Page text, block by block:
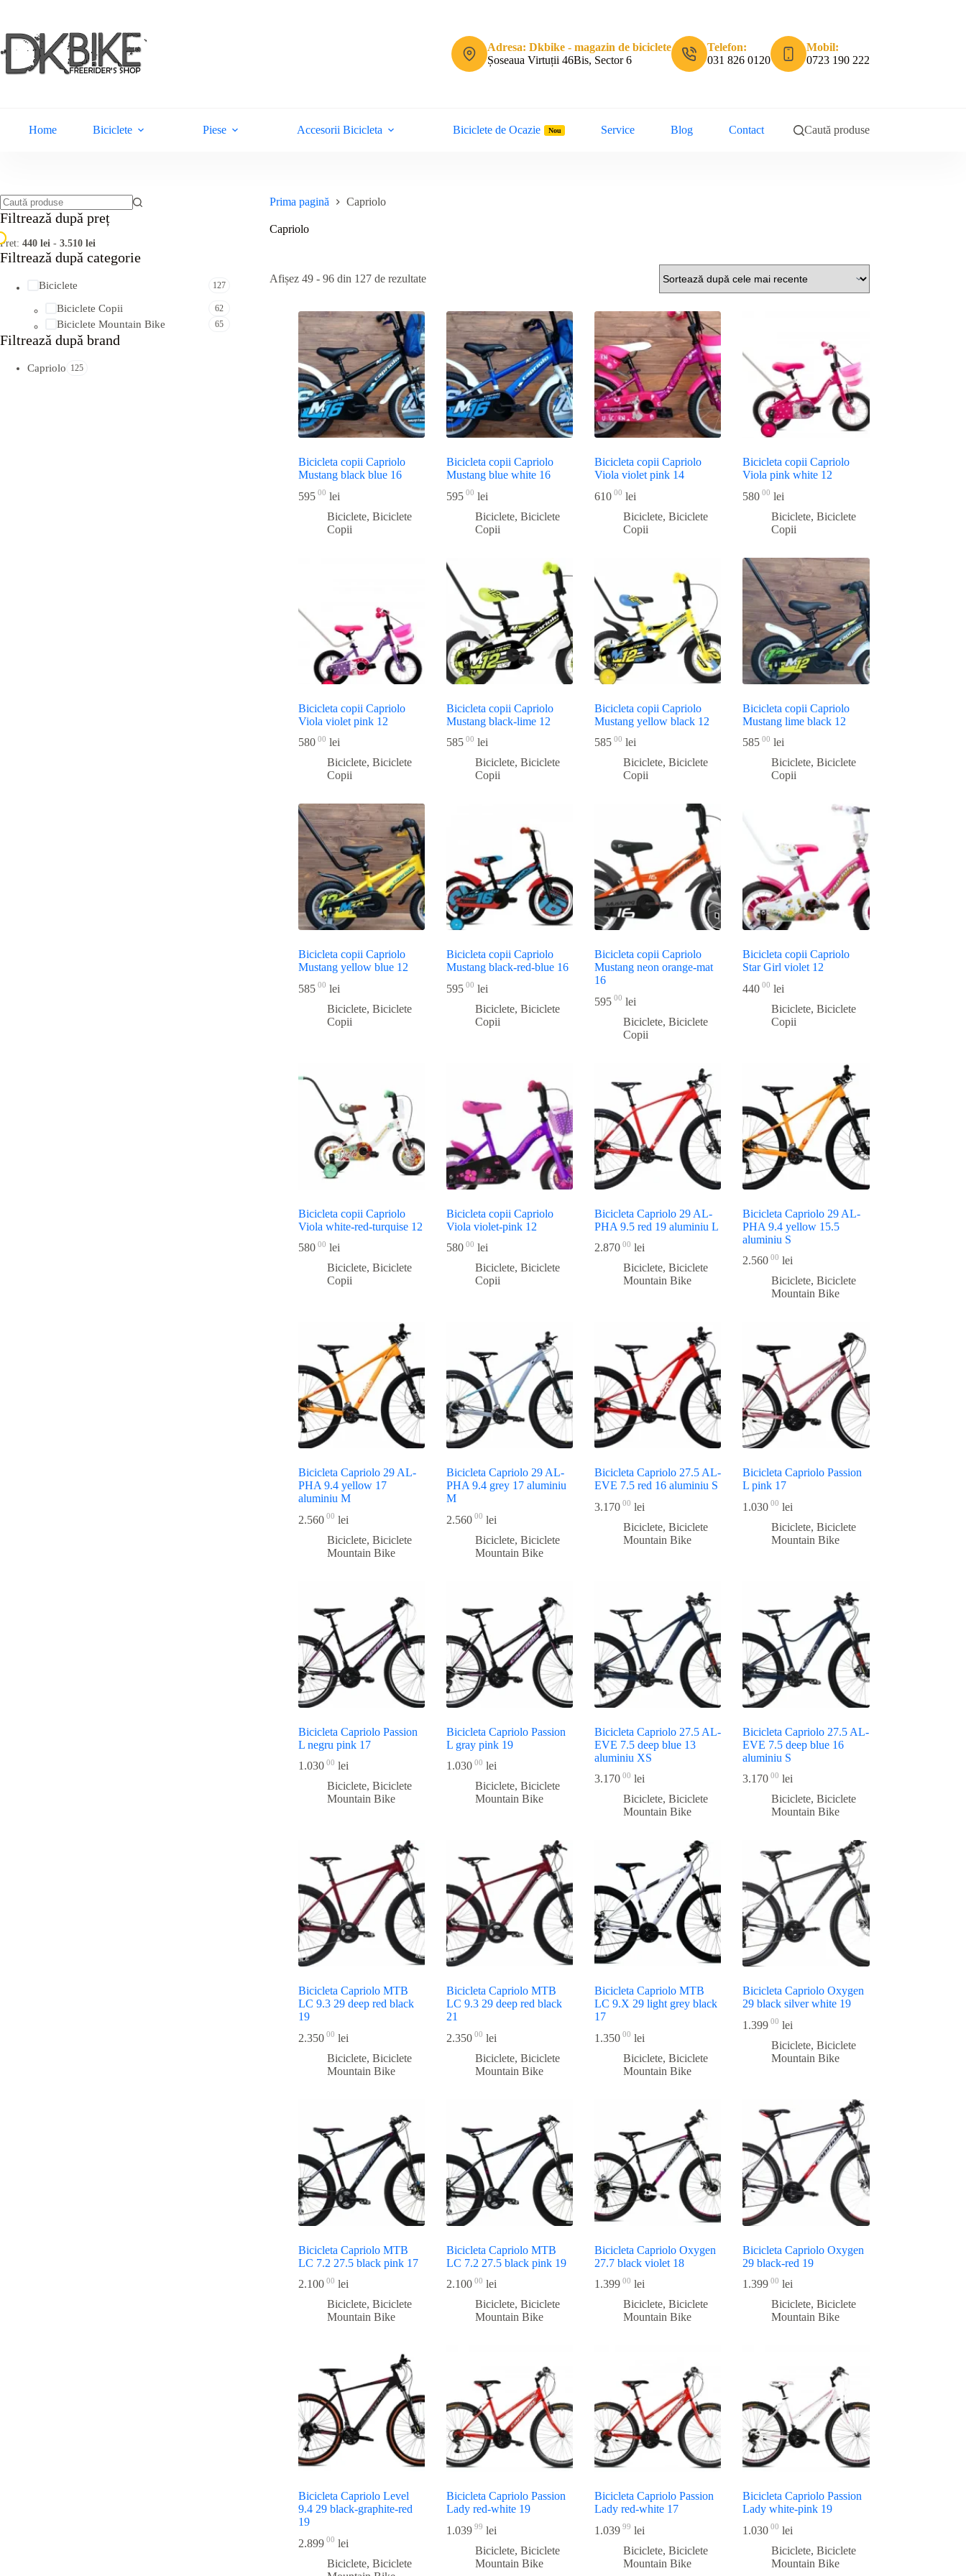
conținut
Adresa: Dkbike - magazin de biciclete
Șoseaua Virtuții 46Bis, Sector 6
Telefon:
031 826 0120
Mobil:
0723 190 222
Home Biciclete Piese Accesorii Bicicleta Biciclete de Ocazie Nou Service Blog Contact Caută produse
Prima pagină Capriolo
Capriolo
Afișez 49 - 96 din 127 de rezultateSortat
recente
Bicicleta copii Capriolo
Mustang black blue 16
595 00 lei
Biciclete, Biciclete
Copii
Bicicleta copii Capriolo
Mustang blue white 16
595 00 lei
Biciclete,Biciclete
Copii
Bicicleta copii Capriolo
Viola violet pink 14
610 00 lei
Biciclete,Biciclete
Copii
Bicicleta copii Capriolo
Viola pink white 12
580 00 lei
Biciclete,Biciclete
Copii
Bicicleta copii Capriolo
Viola violet pink 12
58000 lei
Biciclete, Biciclete
Copii
Bicicleta copii Capriolo
Mustang black-lime 12
585 00 lei
Biciclete,Biciclete
Copii
Bicicleta copii Capriolo
Mustang yellow black 12
585 00 lei
Biciclete,Biciclete
Copii
Bicicleta copii Capriolo
Mustang lime black 12
585 00 lei
Biciclete,Biciclete
Copii
Bicicleta copii Capriolo
Mustang yellow blue 12
585 00 lei
Biciclete, Biciclete
Copii
Bicicleta copii Capriolo
Mustang black-red-blue 16
595 00 lei
Biciclete,Biciclete
Copii
Bicicleta copii Capriolo
Mustang neon orange-mat
16
595 00 lei
Biciclete,Biciclete
Copii
Bicicleta copii Capriolo
Star Girl violet 12
440 00 lei
Biciclete,Biciclete
Copii
Bicicleta copii Capriolo
Viola white-red-turquise 12
58000 lei
Biciclete, Biciclete
Copii
Bicicleta copii Capriolo
Viola violet-pink 12
580 00 lei
Biciclete,Biciclete
Copii
Bicicleta Capriolo 29 AL-
PHA 9.5 red 19 aluminiu L
2.870 00 lei
Biciclete,Biciclete
Mountain Bike
Bicicleta Capriolo 29 AL-
PHA 9.4 yellow 15.5
aluminiu S
2.560 00 lei
Biciclete,Biciclete
Mountain Bike
Bicicleta Capriolo 29 AL-
PHA 9.4 yellow 17
aluminiu M
2.56000 lei
Biciclete, Biciclete
Mountain Bike
Bicicleta Capriolo 29 AL-
PHA 9.4 grey 17 aluminiu
M
2.560 00 lei
Biciclete,Biciclete
Mountain Bike
Bicicleta Capriolo 27.5 AL-
EVE 7.5 red 16 aluminiu S
3.170 00 lei
Biciclete,Biciclete
Mountain Bike
Bicicleta Capriolo Passion
L pink 17
1.030 00 lei
Biciclete,Biciclete
Mountain Bike
Bicicleta Capriolo Passion
L negru pink 17
1.03000 lei
Biciclete, Biciclete
Mountain Bike
Bicicleta Capriolo Passion
L gray pink 19
1.030 00 lei
Biciclete,Biciclete
Mountain Bike
Bicicleta Capriolo 27.5 AL-
EVE 7.5 deep blue 13
aluminiu XS
3.170 00 lei
Biciclete,Biciclete
Mountain Bike
Bicicleta Capriolo 27.5 AL-
EVE 7.5 deep blue 16
aluminiu S
3.170 00 lei
Biciclete,Biciclete
Mountain Bike
Bicicleta Capriolo MTB
LC 9.3 29 deep red black
19
2.350 00 lei
Biciclete, Biciclete
Mountain Bike
Bicicleta Capriolo MTB
LC 9.3 29 deep red black
21
2.350 00 lei
Biciclete,Biciclete
Mountain Bike
Bicicleta Capriolo MTB
LC 9.X 29 light grey black
17
1.350 00 lei
Biciclete,Biciclete
Mountain Bike
Bicicleta Capriolo Oxygen
29 black silver white 19
1.399 00 lei
Biciclete,Biciclete
Mountain Bike
Bicicleta Capriolo MTB
LC 7.2 27.5 black pink 17
2.10000 lei
Biciclete, Biciclete
Mountain Bike
Bicicleta Capriolo MTB
LC 7.2 27.5 black pink 19
2.100 00 lei
Biciclete,Biciclete
Mountain Bike
Bicicleta Capriolo Oxygen
27.7 black violet 18
1.399 00 lei
Biciclete,Biciclete
Mountain Bike
Bicicleta Capriolo Oxygen
29 black-red 19
1.399 00 lei
Biciclete,Biciclete
Mountain Bike
Bicicleta Capriolo Level
9.4 29 black-graphite-red
19
2.899 00 lei
Biciclete, Biciclete
Bicicleta Capriolo Passion
Lady red-white 19
1.039 99 lei
Biciclete,Biciclete
Mountain Bike
Bicicleta Capriolo Passion
Lady red-white 17
1.039 99 lei
Biciclete,Biciclete
Mountain Bike
Bicicleta Capriolo Passion
Lady white-pink 19
1.030 00 lei
Biciclete,Biciclete
Mountain Bike
Niciun
Filtreazǎ dupǎ preț
Pret: 440 lei - 3.510 lei
Filtreazǎ dupǎ categorie
Biciclete 127
Biciclete Copii 62
Biciclete Mountain Bike 65
Filtreazǎ dupǎ brand
Capriolo 125